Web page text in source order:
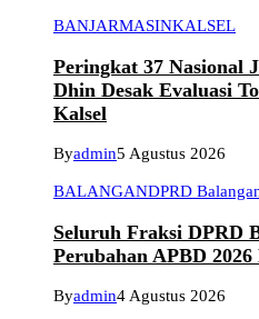
BANJARMASINKALSEL
Peringkat 37 Nasional
Dhin Desak Evaluasi
Kalsel
Byadmin5 Agustus 2026
BALANGANDPRD
Seluruh Fraksi DPRD
Perubahan APBD
Byadmin4 Agustus 2026